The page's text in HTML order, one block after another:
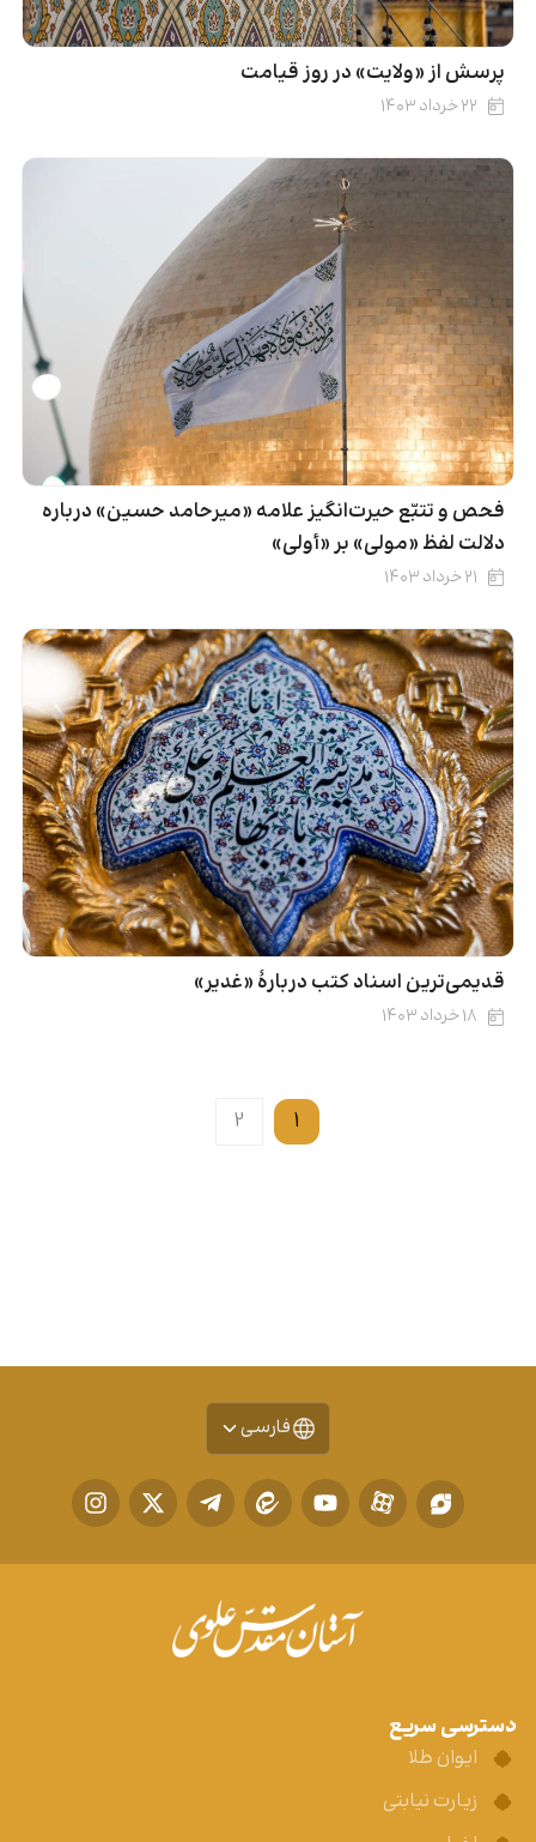
پرسش از «ولایت» در روز قیامت
۲۲ خرداد ۱۴۰۳
فحص و تتبّع حیرت‌انگیز علامه «میرحامد حسین» درباره
دلالت لفظ «مولی» بر «أولی»
۲۱ خرداد ۱۴۰۳
قدیمی‌ترین اسناد کتب دربارۀ «غدیر»
۱۸ خرداد ۱۴۰۳
1
2
فارسی
دسترسی سریع
ایوان طلا
زیارت نیابتی